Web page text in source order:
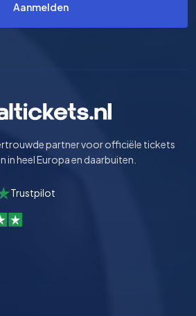
Aanmelden
partner voor officiële tickets
heel Europa en daarbuiten.
Trustpilot